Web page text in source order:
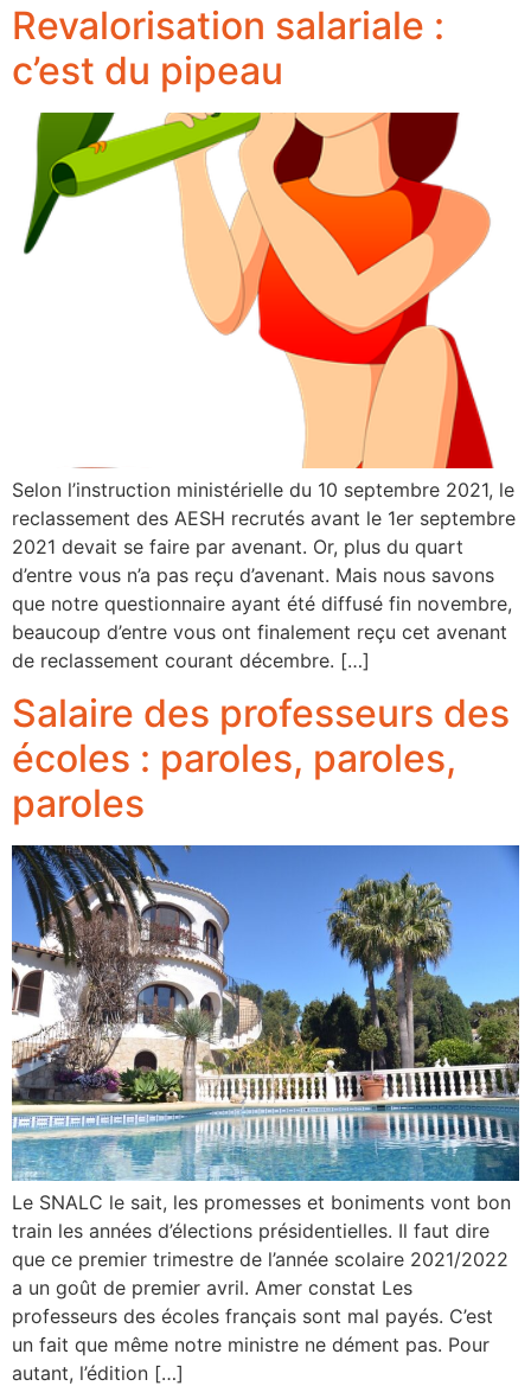
Revalorisation salariale :
c’est du pipeau
Selon l’instruction ministérielle du 10 septembre 2021, le
reclassement des AESH recrutés avant le 1er septembre
2021 devait se faire par avenant. Or, plus du quart
d’entre vous n’a pas reçu d’avenant. Mais nous savons
que notre questionnaire ayant été diffusé fin novembre,
beaucoup d’entre vous ont finalement reçu cet avenant
de reclassement courant décembre. […]
Salaire des professeurs des
écoles : paroles, paroles,
paroles
Le SNALC le sait, les promesses et boniments vont bon
train les années d’élections présidentielles. Il faut dire
que ce premier trimestre de l’année scolaire 2021/2022
a un goût de premier avril. Amer constat Les
professeurs des écoles français sont mal payés. C’est
un fait que même notre ministre ne dément pas. Pour
autant, l’édition […]